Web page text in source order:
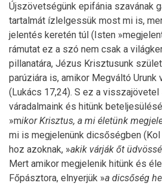
Újszövetségünk epifánia szavának
tartalmát ízlelgessük most mi is,
jelentés keretén túl (Isten
rámutat ez a szó nem csak a
pillanatára, Jézus Krisztusunk
parúziára is, amikor Megváltó Urunk
(Lukács 17,24). S ez a
váradalmaink és hitünk
»mikor Krisztus, a mi életünk
mi is megjelenünk dicsőségben
hoz azoknak, »akik várják őt
Mert amikor megjelenik hitünk és
Főpásztora, elnyerjük »a dicsőség